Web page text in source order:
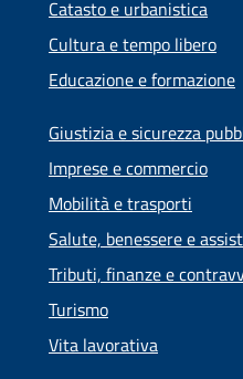
Catasto e urbanistica
Cultura e tempo libero
Educazione e formazione
Giustizia e sicurezza
Imprese e commercio
Mobilità e trasporti
Salute, benessere e
Tributi, finanze e
Turismo
Vita lavorativa